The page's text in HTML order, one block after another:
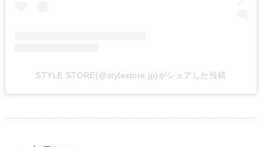
STYLE STORE(@stylestore.jp)がシェアした投稿